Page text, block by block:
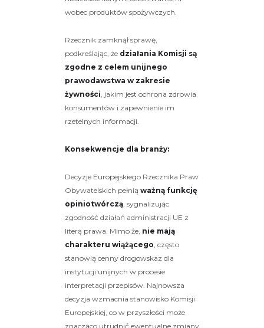
wobec produktów spożywczych.
Rzecznik zamknął sprawę,
podkreślając, że działania Komisji są
zgodne z celem unijnego
prawodawstwa w zakresie
żywności , jakim jest ochrona zdrowia
konsumentów i zapewnienie im
rzetelnych informacji.
Konsekwencje dla branży:
Decyzje Europejskiego Rzecznika Praw
Obywatelskich pełnią ważną funkcję
opiniotwórczą , sygnalizując
zgodność działań administracji UE z
literą prawa. Mimo że, nie mają
charakteru wiążącego , często
stanowią cenny drogowskaz dla
instytucji unijnych w procesie
interpretacji przepisów. Najnowsza
decyzja wzmacnia stanowisko Komisji
Europejskiej, co w przyszłości może
znacząco utrudnić ewentualne zmiany